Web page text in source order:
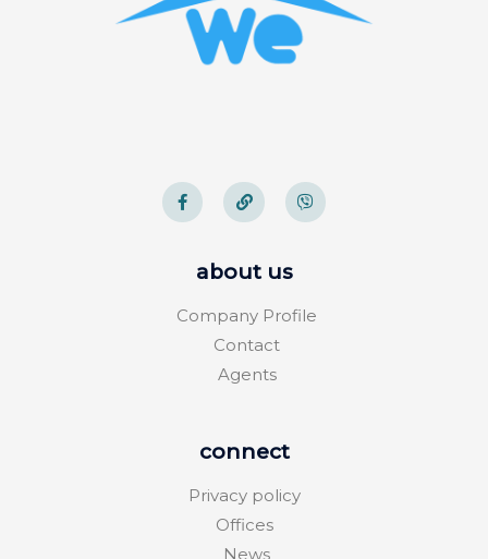
about us
Company Profile
Contact
Agents
connect
Privacy policy
Offices
News